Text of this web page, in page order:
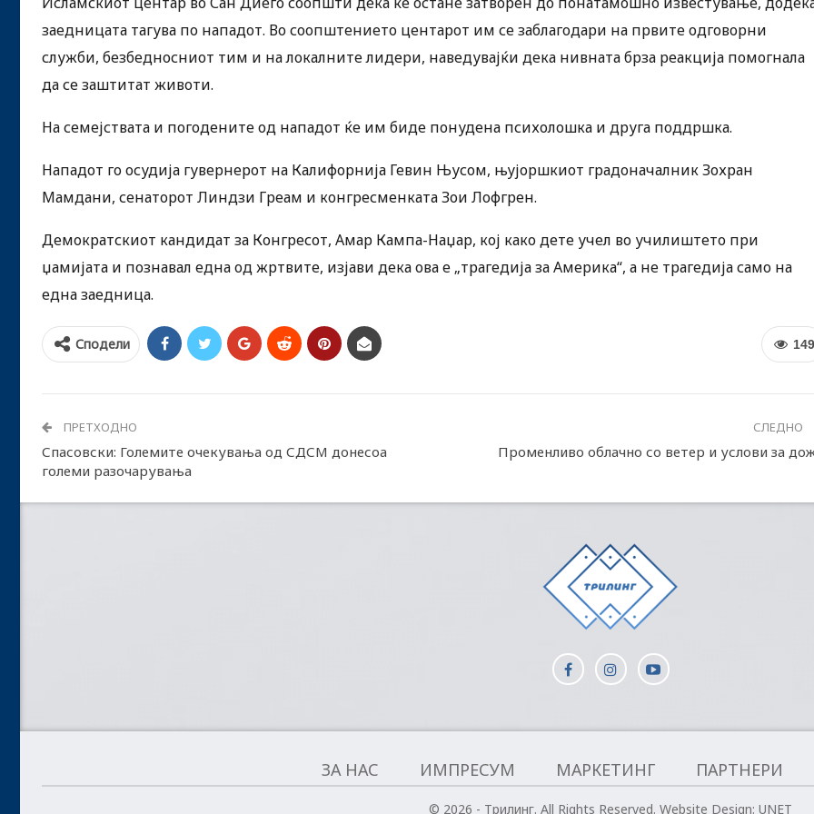
заедницата тагува по нападот. Во соопштението центарот им се заблагодари на првите одговорни
служби, безбедносниот тим и на локалните лидери, наведувајќи дека нивната брза реакција помогнала
да се заштитат животи.
На семејствата и погодените од нападот ќе им биде понудена психолошка и друга поддршка.
Нападот го осудија гувернерот на Калифорнија Гевин Њусом, њујоршкиот градоначалник Зохран
Мамдани, сенаторот Линдзи Греам и конгресменката Зои Лофгрен.
Демократскиот кандидат за Конгресот, Амар Кампа-Наџар, кој како дете учел во училиштето при
џамијата и познавал една од жртвите, изјави дека ова е „трагедија за Америка“, а не трагедија само на
една заедница.
149
Сподели
ПРЕТХОДНО
Спасовски: Големите очекувања од СДСМ донесоа
големи разочарувања
СЛЕДНО
Променливо облачно со ветер и услови за
ЗА НАС ИМПРЕСУМ МАРКЕТИНГ ПАРТНЕРИ
© 2026 - Трилинг. All Rights Reserved. Website Design: UNET